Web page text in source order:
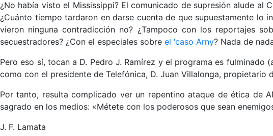
¿No había visto el Mississippi? El comunicado de supresión alude al
¿Cuánto tiempo tardaron en darse cuenta de que supuestamente lo
vieron ninguna contradicción no? ¿Tampoco con los reportajes
secuestradores? ¿Con el especiales sobre el ‘caso Arny? Nada de
Pero eso sí, tocan a D. Pedro J. Ramírez y el programa es
como con el presidente de Telefónica, D. Juan Villalonga, propietario
Por tanto, resulta complicado ver un repentino ataque de ética de
sagrado en los medios: «Métete con los poderosos que sean
J. F. Lamata